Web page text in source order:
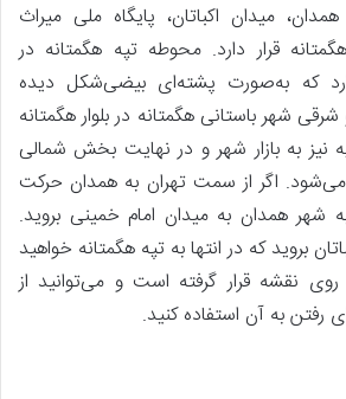
میدان اکباتان، پایگاه ملی میراث
قرار دارد. محوطه تپه هگمتانه در
دارد که به‌صورت پشته‌ای بیضی‌شکل دیده
شهر باستانی هگمتانه در بلوار هگمتانه
نیز به بازار شهر و در نهایت بخش شمالی
می‌شود. اگر از سمت تهران به همدان حرکت
شهر همدان به میدان امام خمینی بروید.
بروید که در انتها به تپه هگمتانه خواهید
روی نقشه قرار گرفته است و می‌توانید از
رفتن به آن استفاده کنید.